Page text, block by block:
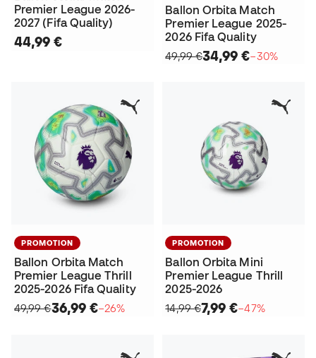
Premier League 2026-
2027 (Fifa Quality)
44,99 €
Ballon Orbita Match
Premier League 2025-
2026 Fifa Quality
49,99 €34,99 €−30%
PROMOTION
Ballon Orbita Match
Premier League Thrill
2025-2026 Fifa Quality
49,99 €36,99 €−26%
PROMOTION
Ballon Orbita Mini
Premier League Thrill
2025-2026
14,99 €7,99 €−47%